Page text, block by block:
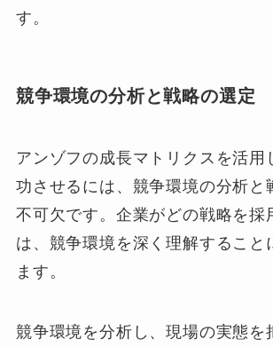
す。
競争環境の分析と戦略の選定
アンゾフの成長マトリクスを活用
功させるには、競争環境の分析と
不可欠です。企業がどの戦略を採
は、競争環境を深く理解すること
ます。
競争環境を分析し、現場の実態を